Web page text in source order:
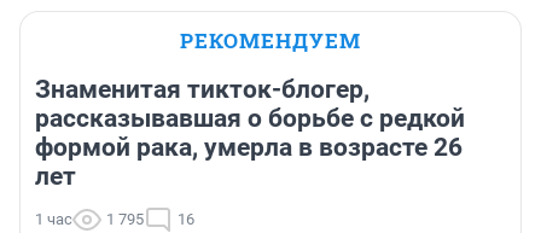
РЕКОМЕНДУЕМ
Знаменитая тикток-блогер,
рассказывавшая о борьбе с редкой
формой рака, умерла в возрасте 26
лет
1 час 1 795 16